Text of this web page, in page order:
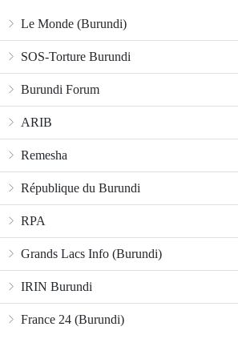
Le Monde (Burundi)
SOS-Torture Burundi
Burundi Forum
ARIB
Remesha
République du Burundi
RPA
Grands Lacs Info (Burundi)
IRIN Burundi
France 24 (Burundi)